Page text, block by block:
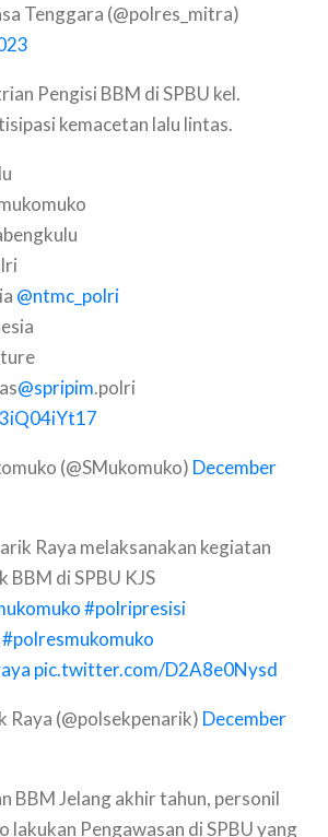
Tenggara (@polres_mitra)
Pengisi BBM di SPBU kel.
kemacetan lalu lintas.
@ntmc_polri
@spripim.polri
(@SMukomuko) December
Raya melaksanakan kegiatan
BBM di SPBU KJS
#polripresisi
#polresmukomuko
pic.twitter.com/D2A8e0Nysd
Raya (@polsekpenarik) December
BBM Jelang akhir tahun, personil
lakukan Pengawasan di SPBU yang